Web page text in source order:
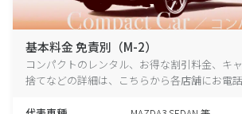
基本料金 免責別（M-2）
コンパクトのレンタル、お得な割引料金、キ
捨てなどの詳細は、こちらから各店舗にお電話